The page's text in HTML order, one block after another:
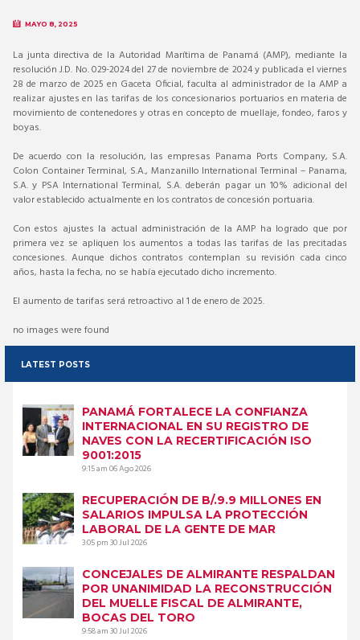
MAYO 8, 2025
La junta directiva de la Autoridad Marítima de Panamá (AMP), mediante la
resolución J.D. No. 029-2024 del 27 de noviembre de 2024 y publicada el viernes
28 de marzo de 2025 en Gaceta Oficial, faculta al administrador de la AMP a
realizar ajustes en las tarifas de los concesionarios portuarios en materia de
movimiento de contenedores y otras en concepto de muellaje, fondeo, faros y
boyas.
De acuerdo con la resolución, las empresas Panama Ports Company, S.A.
Colon Container Terminal, S.A., Manzanillo International Terminal – Panama,
S.A. y PSA International Terminal, S.A. deberán pagar un 10% adicional del
valor establecido actualmente en los contratos de concesión portuaria.
Con estos ajustes la actual administración de la AMP ha logrado que por
primera vez se apliquen los aumentos a todas las tarifas de las precitadas
concesiones. Aunque dichos contratos contemplan su revisión cada cinco
años, hasta la fecha, no se había ejecutado dicho incremento.
El aumento de tarifas será retroactivo al 1 de enero de 2025.
no images were found
LATEST POSTS
PANAMÁ FORTALECE LA CONFIANZA
INTERNACIONAL EN SU REGISTRO DE
NAVES CON LA RECERTIFICACIÓN ISO
9001:2015
9:15 am06 Ago 2026
RECUPERACIÓN DE B/.9.9 MILLONES EN
SALARIOS IMPULSA LA PROTECCIÓN
LABORAL DE LA GENTE DE MAR
3:05 pm30 Jul 2026
CONCEJALES DE ALMIRANTE RESPALDAN
POR UNANIMIDAD LA RECONSTRUCCIÓN
DEL MUELLE FISCAL DE ALMIRANTE,
BOCAS DEL TORO
9:58 am30 Jul 2026